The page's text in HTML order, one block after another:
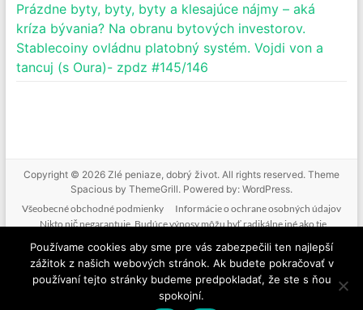
Prázdne byty, byty, byty a klesajúce nájmy – aká
kríza bývania? Na obranu bytových investorov.
Stablecoiny ovládnu platobný systém. Vojdi von a
tancuj (s Oura)- zpdz #145/146
Copyright © 2026 Zlé peniaze, dobrý život. All rights reserved. Theme
Spaciousby ThemeGrill. Powered by: WordPress.
Všeobecné obchodné podmienky
Informácie o ochrane osobných údajov
Nikto nič negarantuje. Budúce výnosy môžu byť radikálne iné ako tie
doterajšie. Nikto nevie predpovedať budúcnosť. Tak ako nebudeme mať podiel
na vašich ziskoch, nenesieme zodpovednosť ani za vaše straty. Poskytované
informácie nie sú investičným odporúčaním. Nič z toho, čo je na tejto stránke, v
mailoch, v produktoch alebo službách nie je žiadnou formou finančného
poradenstva. Ide o komentovanie a vzdelávanie.
Používame cookies aby sme pre vás zabezpečili ten najlepší
zážitok z našich webových stránok. Ak budete pokračovať v
používaní tejto stránky budeme predpokladať, že ste s ňou
spokojní.